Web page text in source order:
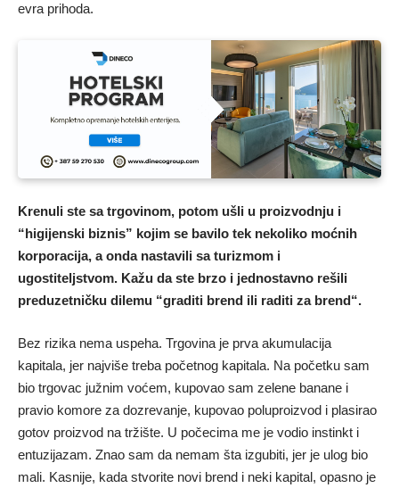
evra prihoda.
Krenuli ste sa trgovinom, potom ušli u proizvodnju i
“higijenski biznis” kojim se bavilo tek nekoliko moćnih
korporacija, a onda nastavili sa turizmom i
ugostiteljstvom. Kažu da ste brzo i jednostavno rešili
preduzetničku dilemu “graditi brend ili raditi za brend“.
Bez rizika nema uspeha. Trgovina je prva akumulacija
kapitala, jer najviše treba početnog kapitala. Na početku sam
bio trgovac južnim voćem, kupovao sam zelene banane i
pravio komore za dozrevanje, kupovao poluproizvod i plasirao
gotov proizvod na tržište. U počecima me je vodio instinkt i
entuzijazam. Znao sam da nemam šta izgubiti, jer je ulog bio
mali. Kasnije, kada stvorite novi brend i neki kapital, opasno je